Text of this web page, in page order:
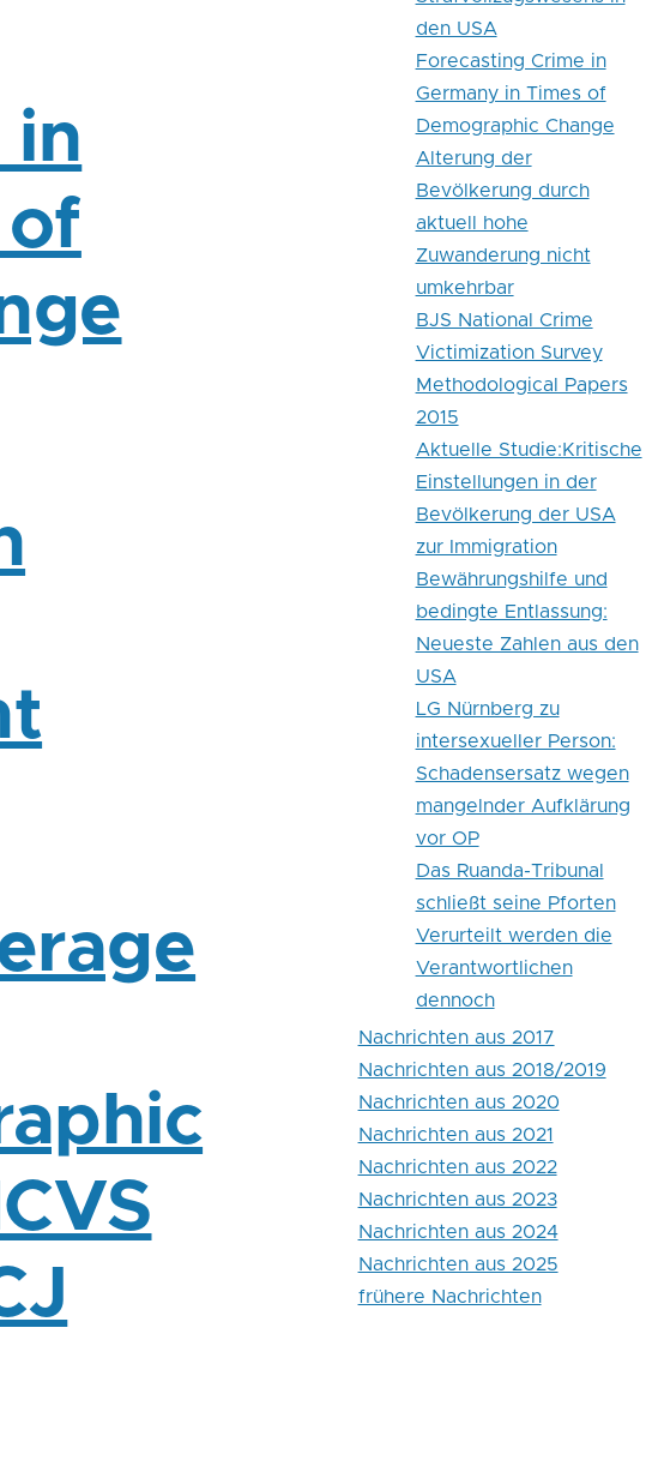
in
of
den USA
Forecasting Crime in
Germany in Times of
Demographic Change
Alterung der
Bevölkerung durch
aktuell hohe
Zuwanderung nicht
umkehrbar
BJS National Crime
Victimization Survey
Methodological Papers
2015
Aktuelle Studie:Kritische
Einstellungen in der
Bevölkerung der USA
zur Immigration
Bewährungshilfe und
bedingte Entlassung:
Neueste Zahlen aus den
USA
LG Nürnberg zu
intersexueller Person:
Schadensersatz wegen
mangelnder Aufklärung
vor OP
Das Ruanda-Tribunal
schließt seine Pforten
Verurteilt werden die
Verantwortlichen
dennoch
Nachrichten aus 2017
Nachrichten aus 2018/2019
Nachrichten aus 2020
Nachrichten aus 2021
Nachrichten aus 2022
Nachrichten aus 2023
Nachrichten aus 2024
Nachrichten aus 2025
frühere Nachrichten